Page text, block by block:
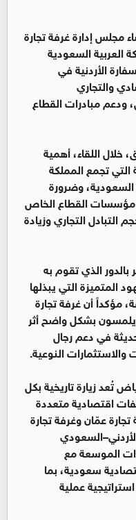
إدارة غرفة تجارة
العربية السعودية
الأردنية في
والتجاري
ودعم مبادرات القطاع
خلال اللقاء، أهمية
التي تجمع المملكة
السعودية، وضرورة
مؤسسات القطاع الخاص
التجاري وزيادة
بالدور الذي تقوم به
المتميزة التي يبذلها
مؤكداً أن غرفة تجارة
يلمسون بشكل واضح أثر
في دعم رجال
والاستثمارات النوعية.
تُعد زيارة تاريخية بكل
اقتصادية متعددة
عمّان وغرفة تجارة
الموسعة مع
سعودية، بما
عملية